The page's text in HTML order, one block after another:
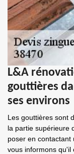
L&A
gouttières
ses environs
Les gouttières sont
la partie supérieure
poser en contactant
vous informons qu'il